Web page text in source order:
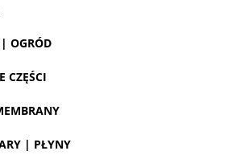
OGRÓD
CZĘŚCI
| PŁYNY